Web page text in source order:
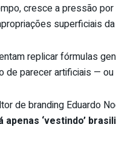
cresce a pressão
superficiais
replicar fórmulas
de parecer artificiais —
de branding Eduardo
apenas ‘vestindo’